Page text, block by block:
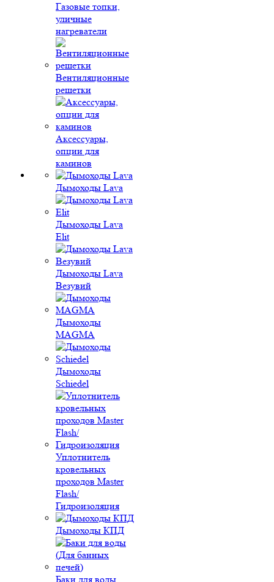
Газовые топки,
уличные
нагреватели
Вентиляционные
решетки
Аксессуары,
опции для
каминов
Дымоходы Lava
Дымоходы Lava
Elit
Дымоходы Lava
Везувий
Дымоходы
MAGMA
Дымоходы
Schiedel
Уплотнитель
кровельных
проходов Master
Flash/
Гидроизоляция
Дымоходы КПД
Баки для воды